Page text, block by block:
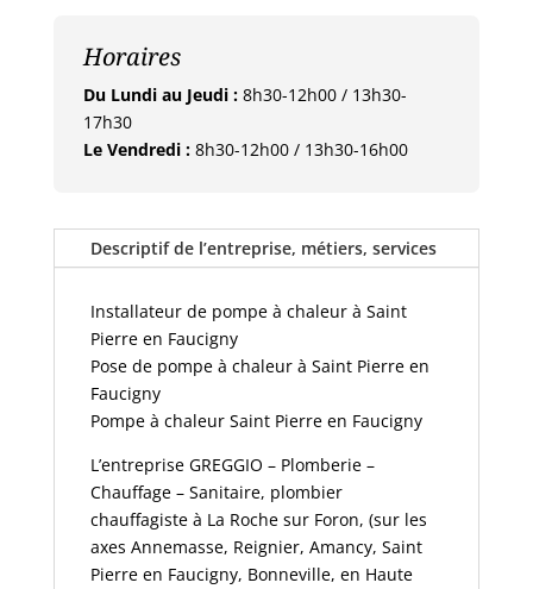
Horaires
Du Lundi au Jeudi :8h30-12h00 / 13h30-
17h30
Le Vendredi :8h30-12h00 / 13h30-16h00
Descriptif de l’entreprise, métiers, services
Installateur de pompe à chaleur à Saint
Pierre en Faucigny
Pose de pompe à chaleur à Saint Pierre en
Faucigny
Pompe à chaleur Saint Pierre en Faucigny
L’entreprise GREGGIO – Plomberie –
Chauffage – Sanitaire, plombier
chauffagiste à La Roche sur Foron, (sur les
axes Annemasse, Reignier, Amancy, Saint
Pierre en Faucigny, Bonneville, en Haute